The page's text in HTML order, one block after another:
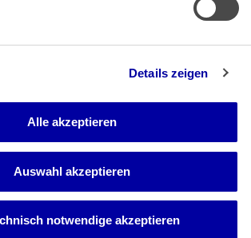
Details zeigen
Alle akzeptieren
Auswahl akzeptieren
notwendige akzeptieren